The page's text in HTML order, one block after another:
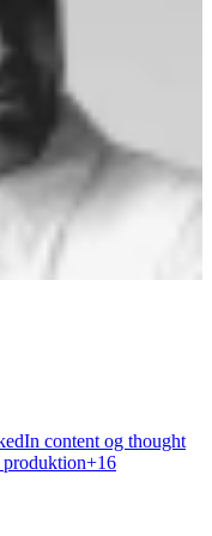
content og thought
+16